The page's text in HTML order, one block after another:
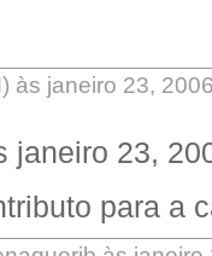
às janeiro 23,
janeiro 23,
para a